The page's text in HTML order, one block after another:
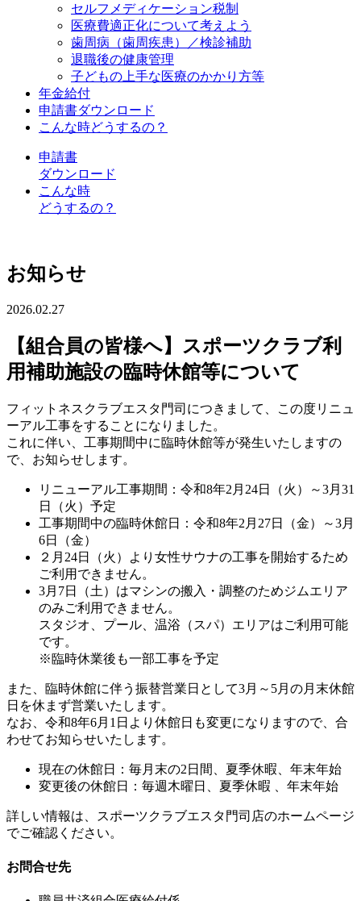
セルフメディケーション税制
医療費適正化について考えよう
歯周病（歯周疾患）／検診補助
退職後の健康管理
子どもの上手な医療のかかり方等
年金給付
申請書ダウンロード
こんな時どうするの？
申請書
ダウンロード
こんな時
どうするの？
お知らせ
2026.02.27
【組合員の皆様へ】スポーツクラブ利
用補助施設の臨時休館等について
フィットネスクラブエスタ門司につきまして、この度リニュ
ーアル工事をすることになりました。
これに伴い、工事期間中に臨時休館等が発生いたしますの
で、お知らせします。
リニューアル工事期間：令和8年2月24日（火）～3月31
日（火）予定
工事期間中の臨時休館日：令和8年2月27日（金）～3月
6日（金）
２月24日（火）より女性サウナの工事を開始するため
ご利用できません。
3月7日（土）はマシンの搬入・調整のためジムエリア
のみご利用できません。
スタジオ、プール、温浴（スパ）エリアはご利用可能
です。
※臨時休業後も一部工事を予定
また、臨時休館に伴う振替営業日として3月～5月の月末休館
日を休まず営業いたします。
なお、令和8年6月1日より休館日も変更になりますので、合
わせてお知らせいたします。
現在の休館日：毎月末の2日間、夏季休暇、年末年始
変更後の休館日：毎週木曜日、夏季休暇 、年末年始
詳しい情報は、スポーツクラブエスタ門司店のホームページ
でご確認ください。
お問合せ先